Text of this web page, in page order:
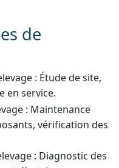
de
: Étude de site,
en service.
: Maintenance
vérification des
: Diagnostic des